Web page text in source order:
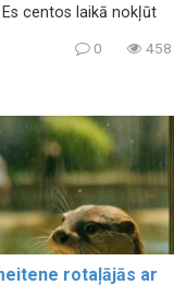
centos laikā nokļūt
0 458
rotaļājās ar